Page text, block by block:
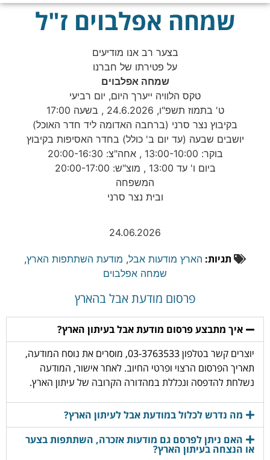
שמחה אפלבוים ז"ל
בצער רב אנו מודיעים
על פטירתו של חברנו
שמחה אפלבוים
טקס הלוויה ייערך היום, יום רביעי
ט' בתמוז תשפ"ו, 24.6.2026 , בשעה 17:00
בקיבוץ נצר סרני (ברחבה האדומה ליד חדר האוכל)
יושבים שבעה (עד יום ב' כולל) בחדר האסיפות בקיבוץ
בוקר: 13:00-10:00 , אחה"צ: 20:00-16:30
ביום ו' עד 13:00 , מוצ"ש: 20:00-17:00
המשפחה
ובית נצר סרני
24.06.2026
תגיות: הארץ מודעות אבל, מודעת השתתפות הארץ,
שמחה אפלבוים
פרסום מודעת אבל בהארץ
איך מתבצע פרסום מודעת אבל בעיתון הארץ?
יוצרים קשר בטלפון 03-3763533, מוסרים את נוסח המודעה,
תאריך הפרסום הרצוי ופרטי החיוב. לאחר אישור, המודעה
נשלחת להדפסה ונכללת במהדורה הקרובה של עיתון הארץ.
מה נדרש לכלול במודעת אבל לעיתון הארץ?
האם ניתן לפרסם גם מודעות אזכרה, השתתפות בצער
או הנצחה בעיתון הארץ?